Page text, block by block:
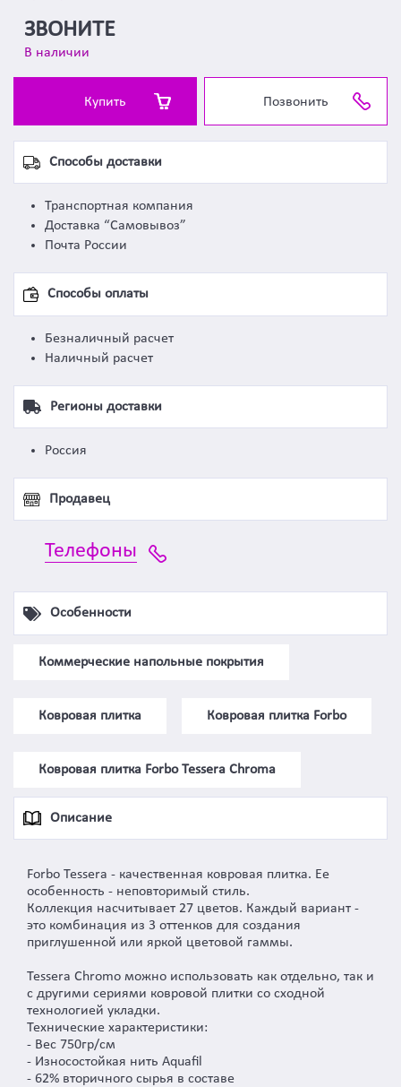
ЗВОНИТЕ
В наличии
Купить Позвонить
Способы доставки
Транспортная компания
Доставка “Самовывоз”
Почта России
Способы оплаты
Безналичный расчет
Наличный расчет
Регионы доставки
Россия
Продавец
Телефоны
Особенности
Коммерческие напольные покрытия
Ковровая плитка Ковровая плитка Forbo
Ковровая плитка Forbo Tessera Chroma
Описание
Forbo Tessera - качественная ковровая плитка. Ее
особенность - неповторимый стиль.
Коллекция насчитывает 27 цветов. Каждый вариант -
это комбинация из 3 оттенков для создания
приглушенной или яркой цветовой гаммы.
Tessera Chromo можно использовать как отдельно, так и
с другими сериями ковровой плитки со сходной
технологией укладки.
Технические характеристики:
- Вес 750гр/см
- Износостойкая нить Aquafil
- 62% вторичного сырья в составе